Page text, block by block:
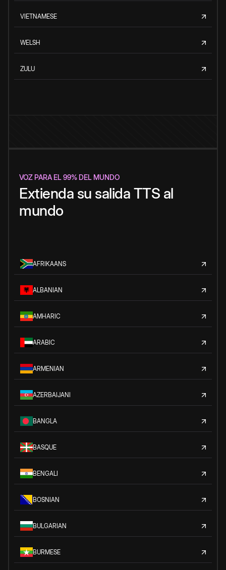
VIETNAMESE
WELSH
ZULU
VOZ PARA EL 99% DEL MUNDO
Extienda su salida TTS al
mundo
AFRIKAANS
ALBANIAN
AMHARIC
ARABIC
ARMENIAN
AZERBAIJANI
BANGLA
BASQUE
BENGALI
BOSNIAN
BULGARIAN
BURMESE